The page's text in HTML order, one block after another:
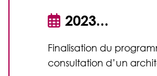
2023...
Finalisation du
consultation d’un